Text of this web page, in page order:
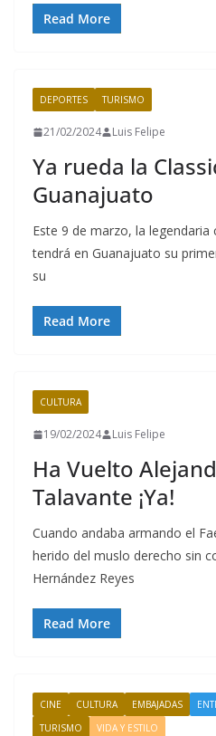
Read More
DEPORTES TURISMO
21/02/2024 Luis Felipe
Ya rueda la
Guanajuato
Este 9 de marzo, la legendaria
tendrá en Guanajuato su
su
Read More
CULTURA
19/02/2024 Luis Felipe
Ha Vuelto
Talavante ¡Ya!
Cuando andaba armando el
herido del muslo derecho sin
Hernández Reyes
Read More
CINE CULTURA EMBAJADAS
TURISMO
VIDA Y ESTILO